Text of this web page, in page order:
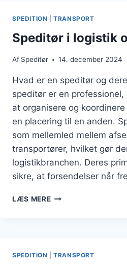
SPEDITION |TRANSPORT
Speditør i logistik
Af Speditør 14. december 2024
Hvad er en speditør og
speditør er en
at organisere og
en placering til en anden.
som mellemled mellem
transportører, hvilket gør
logistikbranchen. Deres
sikre, at forsendelser når
LÆS MERESPEDITØR
SPEDITION |TRANSPORT